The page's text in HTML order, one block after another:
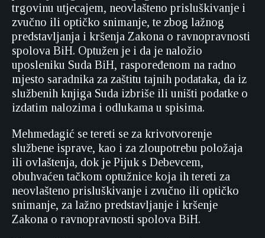
trgovinu utjecajem, neovlašteno prisluškivanje i
zvučno ili optičko snimanje, te zbog lažnog
predstavljanja i kršenja Zakona o ravnopravnosti
spolova BiH. Optužen je i da je naložio
uposleniku Suda BiH, raspoređenom na radno
mjesto saradnika za zaštitu tajnih podataka, da iz
službenih knjiga Suda izbriše ili uništi podatke o
izdatim nalozima i odlukama u spisima.
Mehmedagić se tereti se za krivotvorenje
službene isprave, kao i za zloupotrebu položaja
ili ovlaštenja, dok je Pijuk s Debevcem,
obuhvaćen tačkom optužnice koja ih tereti za
neovlašteno prisluškivanje i zvučno ili optičko
snimanje, za lažno predstavljanje i kršenje
Zakona o ravnopravnosti spolova BiH.